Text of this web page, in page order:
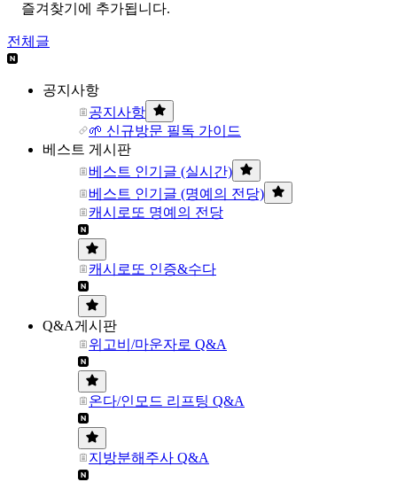
즐겨찾기에 추가됩니다.
전체글
공지사항
공지사항
🌱 신규방문 필독 가이드
베스트 게시판
베스트 인기글 (실시간)
베스트 인기글 (명예의 전당)
캐시로또 명예의 전당
캐시로또 인증&수다
Q&A게시판
위고비/마운자로 Q&A
온다/인모드 리프팅 Q&A
지방분해주사 Q&A